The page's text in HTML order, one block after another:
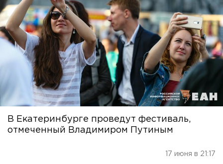
В Екатеринбурге проведут фестиваль,
отмеченный Владимиром Путиным
17 июня в 21:17